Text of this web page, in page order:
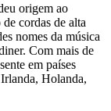
origem ao
cordas de alta
nomes da música
Com mais de
em países
Holanda,